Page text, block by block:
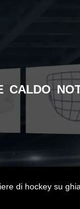
CALDO
di hockey su